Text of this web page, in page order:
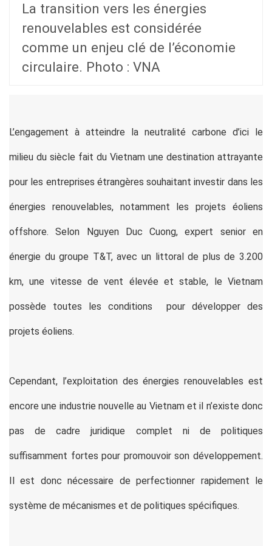
La transition vers les énergies
renouvelables est considérée
comme un enjeu clé de l’économie
circulaire. Photo : VNA
L’engagement à atteindre la neutralité carbone d’ici le
milieu du siècle fait du Vietnam une destination attrayante
pour les entreprises étrangères souhaitant investir dans les
énergies renouvelables, notamment les projets éoliens
offshore. Selon Nguyen Duc Cuong, expert senior en
énergie du groupe T&T, avec un littoral de plus de 3.200
km, une vitesse de vent élevée et stable, le Vietnam
possède toutes les conditions pour développer des
projets éoliens.
Cependant, l’exploitation des énergies renouvelables est
encore une industrie nouvelle au Vietnam et il n’existe donc
pas de cadre juridique complet ni de politiques
suffisamment fortes pour promouvoir son développement.
Il est donc nécessaire de perfectionner rapidement le
système de mécanismes et de politiques spécifiques.